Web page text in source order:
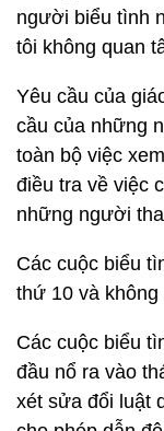
người biểu tình
tôi không quan
Yêu cầu của
cầu của những
toàn bộ việc
điều tra về việc
những người
Các cuộc biểu
thứ 10 và không
Các cuộc biểu
đầu nổ ra vào
xét sửa đổi luật